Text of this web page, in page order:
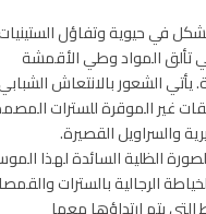
في حيوية وتفاؤل
تألق المواد وطي الأقمشة
يأتي الشعور بالانتعاش
غير الموقرة للسترات
والسراويل القصيرة.
الظلية السائدة لهذا
الرجالية بالسترات
يتم ارتداؤها معها